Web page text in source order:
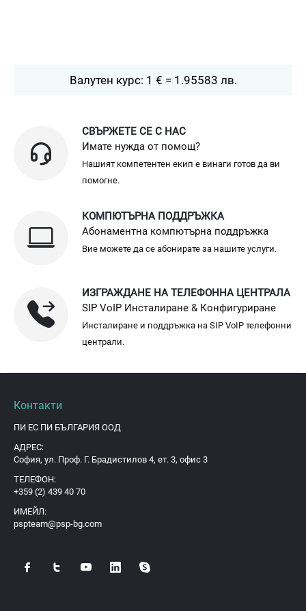
Валутен курс: 1 € = 1.95583 лв.
СВЪРЖЕТЕ СЕ С НАС
Имате нужда от помощ?
Нашият компетентен екип е винаги готов да ви
помогне.
КОМПЮТЪРНА ПОДДРЪЖКА
Абонаментна компютърна поддръжка
Вие можете да се абонирате за нашите услуги.
ИЗГРАЖДАНЕ НА ТЕЛЕФОННА ЦЕНТРАЛА
SIP VoIP Инсталиране & Конфигуриране
Инсталиране и поддръжка на SIP VoIP телефонни
централи.
Контакти
ПИ ЕС ПИ БЪЛГАРИЯ ООД
АДРЕС:
София, ул. Проф. Г. Брадистилов 4, ет. 3, офис 3
ТЕЛЕФОН:
+359 (2) 439 40 70
ИМЕЙЛ:
pspteam@psp-bg.com